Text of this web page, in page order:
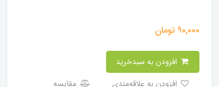
90,000 تومان
مقایسه